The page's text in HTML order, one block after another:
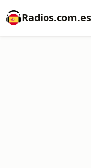
Radios.com.es